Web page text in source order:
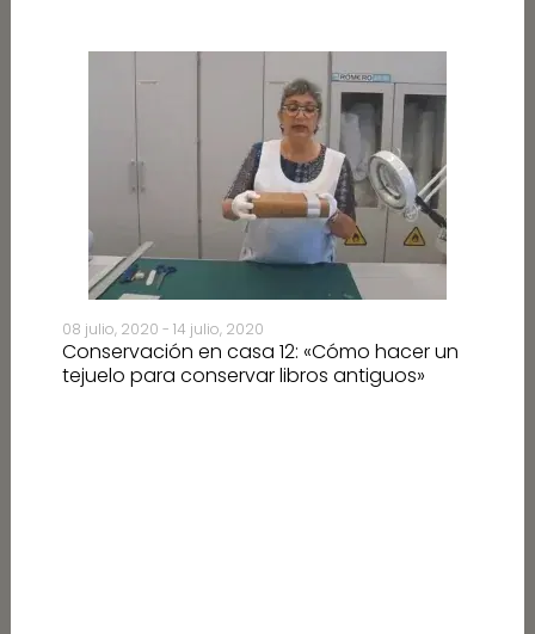
08 julio, 2020 - 14 julio, 2020
Conservación en casa 12: «Cómo hacer un
tejuelo para conservar libros antiguos»